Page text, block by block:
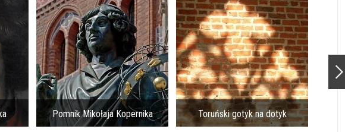
Pomnik Mikołaja Kopernika Toruński gotyk na dotyk